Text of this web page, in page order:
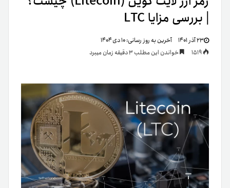
| بررسی مزایا LTC
۲۳ آذر ۱۴۰۱ آخرین به روز رسانی:۱۰ دی ۱۴۰۴
خواندن این مطلب 3 دقیقه زمان میبرد